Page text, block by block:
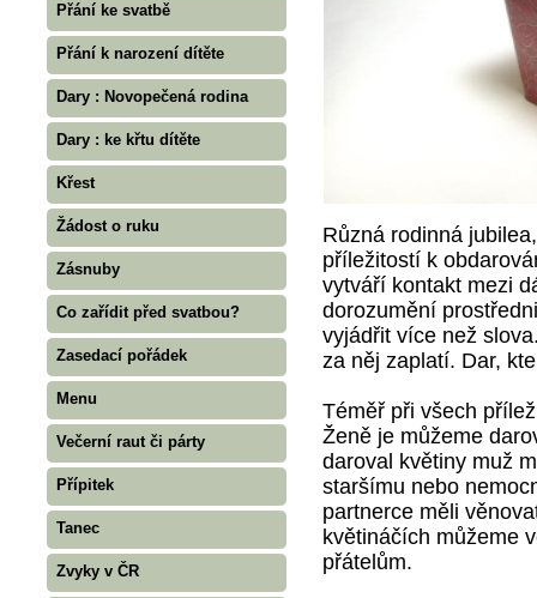
Přání ke svatbě
Přání k narození dítěte
Dary : Novopečená rodina
Dary : ke křtu dítěte
Křest
Žádost o ruku
Zásnuby
Co zařídit před svatbou?
Zasedací pořádek
Menu
Večerní raut či párty
Přípitek
Tanec
Zvyky v ČR
Různá rodinná
příležitostí k
vytváří kontakt mezi
dorozumění
vyjádřit více než
za něj zaplatí. Dar,
Téměř při všech
Ženě je můžeme
daroval květiny muž
staršímu nebo
partnerce měli
květináčích můžeme
přátelům.